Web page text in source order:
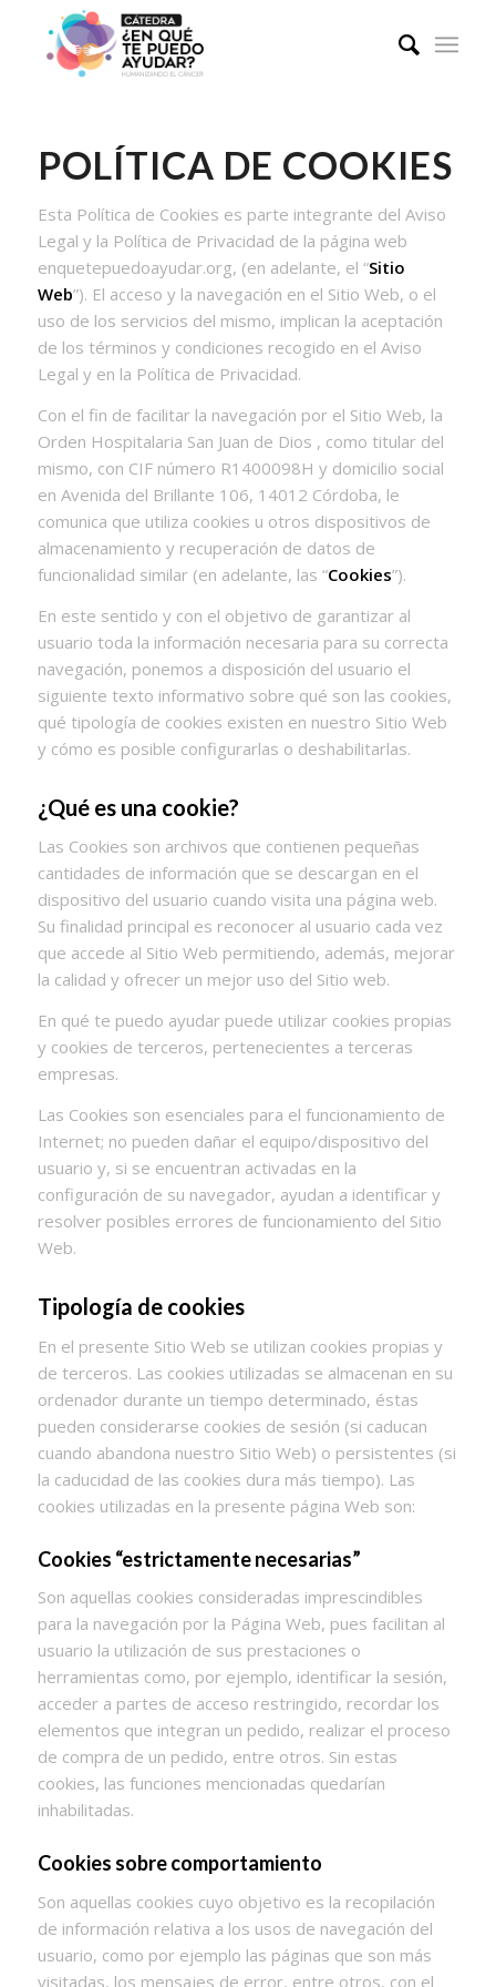
POLÍTICA DE COOKIES
Esta Política de Cookies es parte integrante del Aviso
Legal y la Política de Privacidad de la página web
enquetepuedoayudar.org, (en adelante, el “Sitio
Web”). El acceso y la navegación en el Sitio Web, o el
uso de los servicios del mismo, implican la aceptación
de los términos y condiciones recogido en el Aviso
Legal y en la Política de Privacidad.
Con el fin de facilitar la navegación por el Sitio Web, la
Orden Hospitalaria San Juan de Dios , como titular del
mismo, con CIF número R1400098H y domicilio social
en Avenida del Brillante 106, 14012 Córdoba, le
comunica que utiliza cookies u otros dispositivos de
almacenamiento y recuperación de datos de
funcionalidad similar (en adelante, las “Cookies”).
En este sentido y con el objetivo de garantizar al
usuario toda la información necesaria para su correcta
navegación, ponemos a disposición del usuario el
siguiente texto informativo sobre qué son las cookies,
qué tipología de cookies existen en nuestro Sitio Web
y cómo es posible configurarlas o deshabilitarlas.
¿Qué es una cookie?
Las Cookies son archivos que contienen pequeñas
cantidades de información que se descargan en el
dispositivo del usuario cuando visita una página web.
Su finalidad principal es reconocer al usuario cada vez
que accede al Sitio Web permitiendo, además, mejorar
la calidad y ofrecer un mejor uso del Sitio web.
En qué te puedo ayudar puede utilizar cookies propias
y cookies de terceros, pertenecientes a terceras
empresas.
Las Cookies son esenciales para el funcionamiento de
Internet; no pueden dañar el equipo/dispositivo del
usuario y, si se encuentran activadas en la
configuración de su navegador, ayudan a identificar y
resolver posibles errores de funcionamiento del Sitio
Web.
Tipología de cookies
En el presente Sitio Web se utilizan cookies propias y
de terceros. Las cookies utilizadas se almacenan en su
ordenador durante un tiempo determinado, éstas
pueden considerarse cookies de sesión (si caducan
cuando abandona nuestro Sitio Web) o persistentes (si
la caducidad de las cookies dura más tiempo). Las
cookies utilizadas en la presente página Web son:
Cookies “estrictamente necesarias”
Son aquellas cookies consideradas imprescindibles
para la navegación por la Página Web, pues facilitan al
usuario la utilización de sus prestaciones o
herramientas como, por ejemplo, identificar la sesión,
acceder a partes de acceso restringido, recordar los
elementos que integran un pedido, realizar el proceso
de compra de un pedido, entre otros. Sin estas
cookies, las funciones mencionadas quedarían
inhabilitadas.
Cookies sobre comportamiento
Son aquellas cookies cuyo objetivo es la recopilación
de información relativa a los usos de navegación del
usuario, como por ejemplo las páginas que son más
visitadas, los mensajes de error, entre otros, con el